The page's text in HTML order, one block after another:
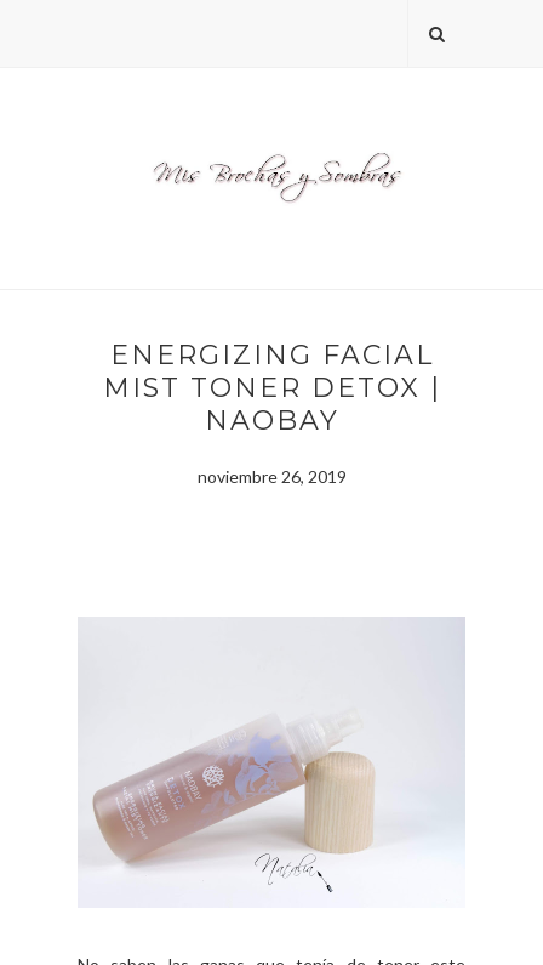
ENERGIZING FACIAL
MIST TONER DETOX |
NAOBAY
noviembre 26, 2019